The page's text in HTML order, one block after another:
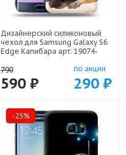
Дизайнерский силиконовый
чехол для Samsung Galaxy S6
Edge Капибара арт: 19074-
790
590 ₽
по акции
290 ₽
-25%